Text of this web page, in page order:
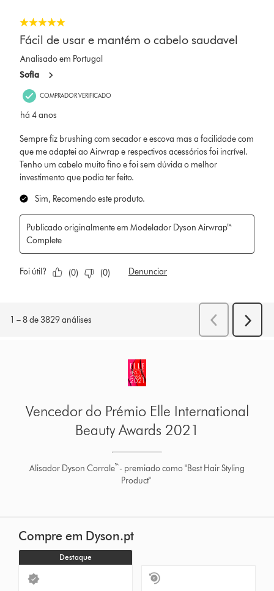
Vencedor do Prémio Elle International
Beauty Awards 2021
Alisador Dyson Corrale™- premiado como "Best Hair Styling
Product"
Compre em Dyson.pt
Destaque